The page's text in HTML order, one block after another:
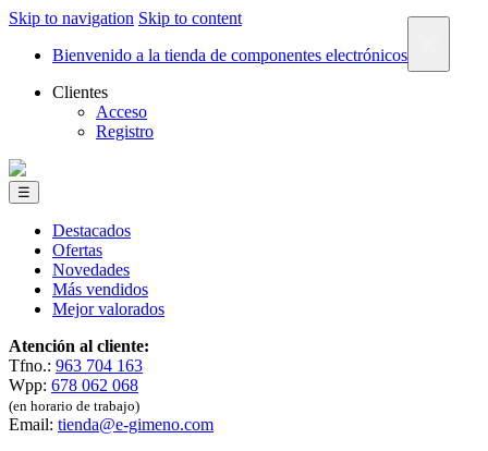
Skip to navigation Skip to content
Bienvenido a la tienda de componentes electrónicos
Clientes
Acceso
Registro
☰
Destacados
Ofertas
Novedades
Más vendidos
Mejor valorados
Atención al cliente:
Tfno.: 963 704 163
Wpp: 678 062 068
(en horario de trabajo)
Email: tienda@e-gimeno.com